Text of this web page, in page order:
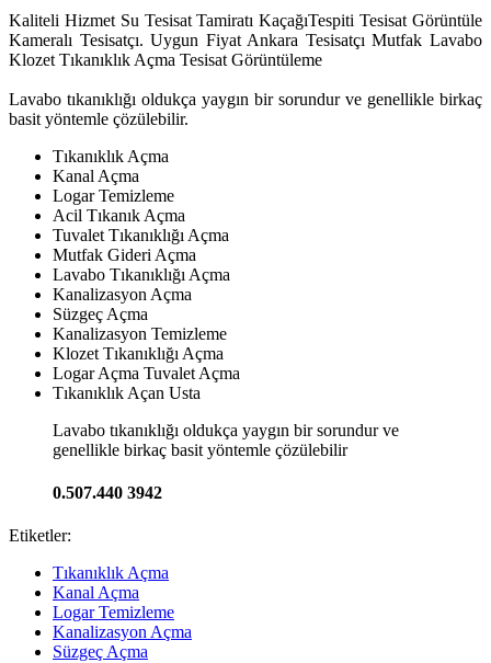
Kaliteli Hizmet Su Tesisat Tamiratı KaçağıTespiti Tesisat Görüntüle
Kameralı Tesisatçı. Uygun Fiyat Ankara Tesisatçı Mutfak Lavabo
Klozet Tıkanıklık Açma Tesisat Görüntüleme
Lavabo tıkanıklığı oldukça yaygın bir sorundur ve genellikle birkaç
basit yöntemle çözülebilir.
Tıkanıklık Açma
Kanal Açma
Logar Temizleme
Acil Tıkanık Açma
Tuvalet Tıkanıklığı Açma
Mutfak Gideri Açma
Lavabo Tıkanıklığı Açma
Kanalizasyon Açma
Süzgeç Açma
Kanalizasyon Temizleme
Klozet Tıkanıklığı Açma
Logar Açma Tuvalet Açma
Tıkanıklık Açan Usta
Lavabo tıkanıklığı oldukça yaygın bir sorundur ve
genellikle birkaç basit yöntemle çözülebilir
0.507.440 3942
Etiketler:
Tıkanıklık Açma
Kanal Açma
Logar Temizleme
Kanalizasyon Açma
Süzgeç Açma